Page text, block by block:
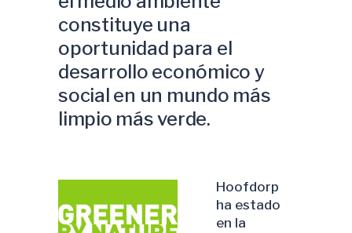
constituye una
oportunidad para el
desarrollo económico y
social en un mundo más
limpio más verde.
Hoofdorp
ha estado
en la